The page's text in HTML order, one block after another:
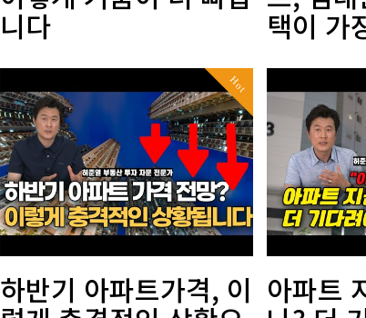
니다 택이 가
Hot
하반기 아파트가격, 이 아파트